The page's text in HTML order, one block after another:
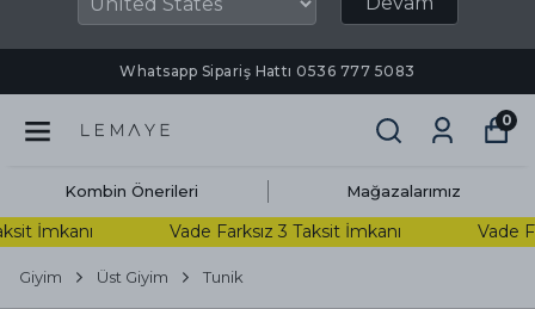
Whatsapp Sipariş Hattı ‪0536 777 5083‬
0
Kombin Önerileri Mağazalarımız
İmkanı Vade Farksız 3 Taksit İmkanı Vade
Giyim Üst Giyim Tunik